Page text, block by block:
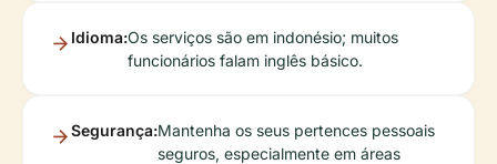
Idioma:Os serviços são em indonésio; muitos
funcionários falam inglês básico.
Segurança:Mantenha os seus pertences pessoais
seguros, especialmente em áreas